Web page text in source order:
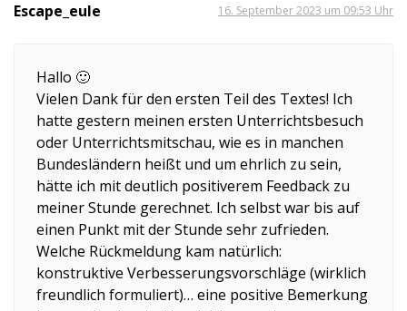
Escape_eule 16. September 2023 um 09:53 Uhr
Hallo 🙂
Vielen Dank für den ersten Teil des Textes! Ich
hatte gestern meinen ersten Unterrichtsbesuch
oder Unterrichtsmitschau, wie es in manchen
Bundesländern heißt und um ehrlich zu sein,
hätte ich mit deutlich positiverem Feedback zu
meiner Stunde gerechnet. Ich selbst war bis auf
einen Punkt mit der Stunde sehr zufrieden.
Welche Rückmeldung kam natürlich:
konstruktive Verbesserungsvorschläge (wirklich
freundlich formuliert)… eine positive Bemerkung